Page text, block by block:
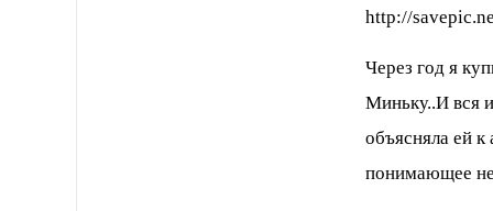
Через год я
Миньку..И вся
объясняла ей
понимающее